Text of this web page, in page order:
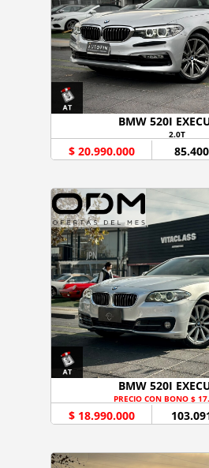
BMW 520I
2.0T
$ 20.990.000
BMW 520I
PRECIO CON BONO $
$ 18.990.000